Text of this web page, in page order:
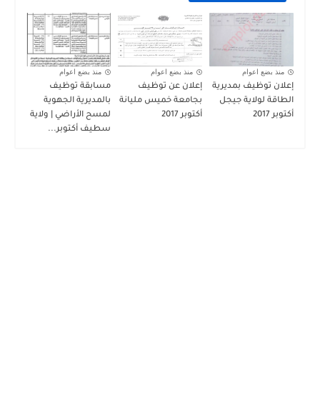
منذ بضع اعوام
إعلان توظيف بمديرية
الطاقة لولاية جيجل
أكتوبر 2017
منذ بضع اعوام
إعلان عن توظيف
بجامعة خميس مليانة
أكتوبر 2017
منذ بضع اعوام
مسابقة توظيف
بالمديرية الجهوية
لمسح الأراضي | ولاية
سطيف أكتوبر...